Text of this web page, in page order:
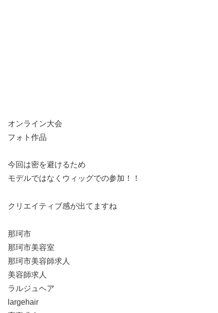
オンライン大会
フォト作品
今回は密を避けるため
モデルではなくウィッグでの参加！！
クリエイティブ感が出てますね
那珂市
那珂市美容室
那珂市美容師求人
美容師求人
ラルジュヘア
largehair